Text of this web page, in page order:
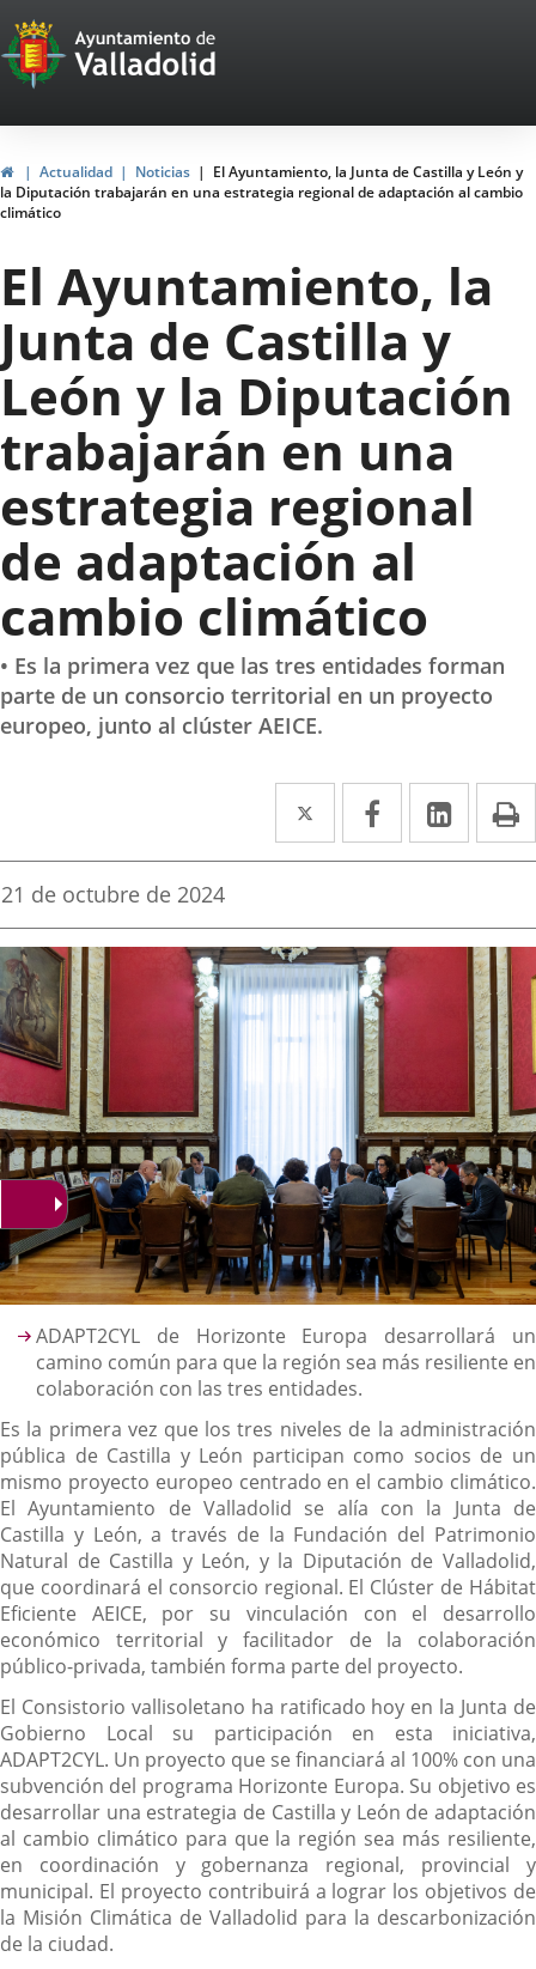
Portal
Web
del
Ayuntamiento
de
Valladolid
InicioActualidad Noticias
El Ayuntamiento, la Junta de Castilla y León y
la Diputación trabajarán en una estrategia regional de adaptación al cambio
climático
El Ayuntamiento, la
Junta de Castilla y
León y la Diputación
trabajarán en una
estrategia regional
de adaptación al
cambio climático
• Es la primera vez que las tres entidades forman
parte de un consorcio territorial en un proyecto
europeo, junto al clúster AEICE.
Twitter
Enlace
a
aplicación
externa.
Facebook
Enlace
a
aplicación
externa.
Enlace
a
Fecha
la
noticia
21 de octubre de 2024
Descripción
ADAPT2CYL de Horizonte Europa desarrollará un
camino común para que la región sea más resiliente en
colaboración con las tres entidades.
Es la primera vez que los tres niveles de la administración
pública de Castilla y León participan como socios de un
mismo proyecto europeo centrado en el cambio climático.
El Ayuntamiento de Valladolid se alía con la Junta de
Castilla y León, a través de la Fundación del Patrimonio
Natural de Castilla y León, y la Diputación de Valladolid,
que coordinará el consorcio regional. El Clúster de Hábitat
Eficiente AEICE, por su vinculación con el desarrollo
económico territorial y facilitador de la colaboración
público-privada, también forma parte del proyecto.
El Consistorio vallisoletano ha ratificado hoy en la Junta de
Gobierno Local su participación en esta iniciativa,
ADAPT2CYL. Un proyecto que se financiará al 100% con una
subvención del programa Horizonte Europa. Su objetivo es
desarrollar una estrategia de Castilla y León de adaptación
al cambio climático para que la región sea más resiliente,
en coordinación y gobernanza regional, provincial y
municipal. El proyecto contribuirá a lograr los objetivos de
la Misión Climática de Valladolid para la descarbonización
de la ciudad.